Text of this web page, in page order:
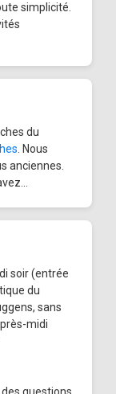
simplicité.
du
. Nous
anciennes.
soir (entrée
du
sans
midi